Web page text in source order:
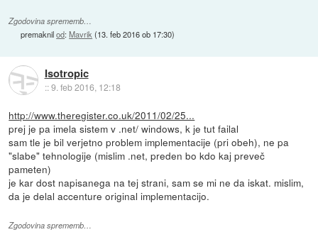
Zgodovina sprememb…
premaknilod:Mavrik(13. feb 2016 ob 17:30)
Isotropic
::9. feb 2016, 12:18
http://www.theregister.co.uk/2011/02/25...
prej je pa imela sistem v .net/ windows, k je tut failal
sam tle je bil verjetno problem implementacije (pri obeh), ne pa
"slabe" tehnologije (mislim .net, preden bo kdo kaj preveč
pameten)
je kar dost napisanega na tej strani, sam se mi ne da iskat. mislim,
da je delal accenture original implementacijo.
Zgodovina sprememb…